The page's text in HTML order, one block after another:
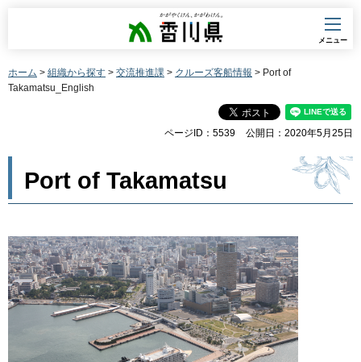
香川県
メニュー
ホーム > 組織から探す > 交流推進課 > クルーズ客船情報 > Port of
Takamatsu_English
ページID：5539 公開日：2020年5月25日
Port of Takamatsu